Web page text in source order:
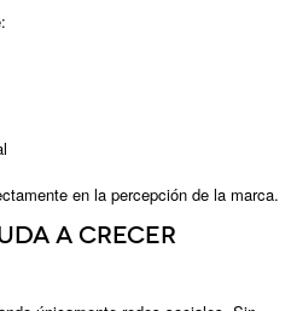
en la percepción de la marca.
a crecer